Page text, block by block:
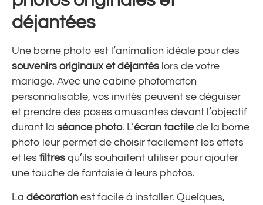
déjantées
Une borne photo est l’animation idéale pour des
souvenirs originaux et déjantés lors de votre
mariage. Avec une cabine photomaton
personnalisable, vos invités peuvent se déguiser
et prendre des poses amusantes devant l’objectif
durant la séance photo. L’écran tactilede la borne
photo leur permet de choisir facilement les effets
et les filtres qu’ils souhaitent utiliser pour ajouter
une touche de fantaisie à leurs photos.
La décoration est facile à installer. Quelques,